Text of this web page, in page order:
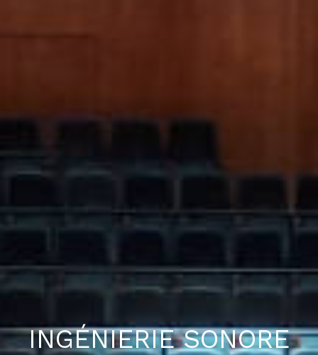
INGÉNIERIE SONORE